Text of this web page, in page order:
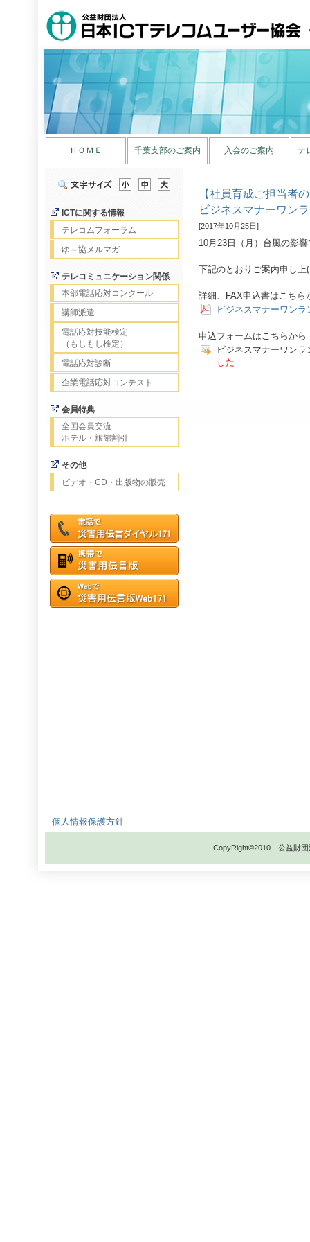
ＨＯＭＥ 千葉支部のご案内 入会のご案内 テ
ICTに関する情報
テレコムフォーラム
ゆ～協メルマガ
テレコミュニケーション関係
本部電話応対コンクール
講師派遣
電話応対技能検定
（もしもし検定）
電話応対診断
企業電話応対コンテスト
会員特典
全国会員交流
ホテル・旅館割引
その他
ビデオ・CD・出版物の販売
【社員育成ご担当者
ビジネスマナーワン
[2017年10月25日]
10月23日（月）台風の影
下記のとおりご案内申し上
詳細、FAX申込書はこちら
ビジネスマナーワン
申込フォームはこちらから
ビジネスマナーワン
した
個人情報保護方針
CopyRight©2010 公益財団